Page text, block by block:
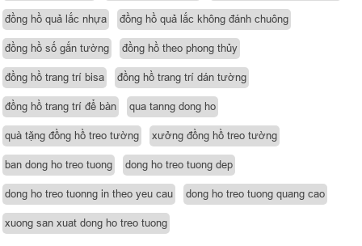
đồng hồ quả lắc nhựa đồng hồ quả lắc không đánh chuông
đồng hồ số gắn tường đồng hồ theo phong thủy
đồng hồ trang trí bisa đồng hồ trang trí dán tường
đồng hồ trang trí để bàn qua tanng dong ho
quà tặng đồng hồ treo tường xưởng đồng hồ treo tường
ban dong ho treo tuong dong ho treo tuong dep
dong ho treo tuonng in theo yeu cau dong ho treo tuong quang cao
xuong san xuat dong ho treo tuong